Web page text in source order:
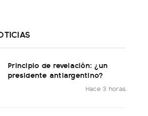
Principio de revelación: ¿un
presidente antiargentino?
Hace 3 horas